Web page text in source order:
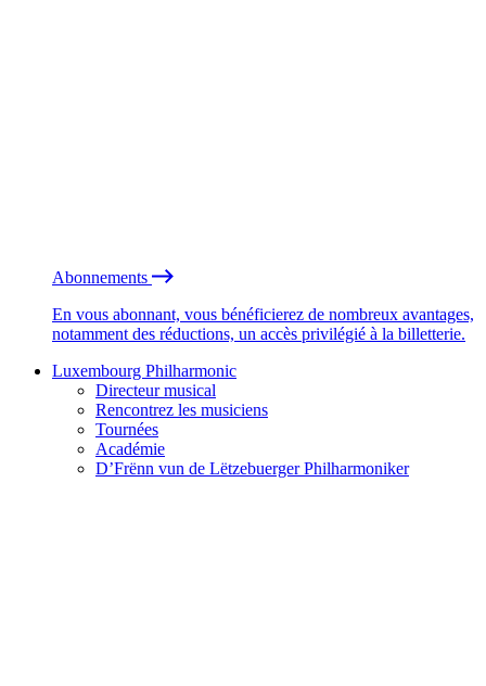
Abonnements
En vous abonnant, vous bénéficierez de nombreux avantages,
notamment des réductions, un accès privilégié à la billetterie.
Luxembourg Philharmonic
Directeur musical
Rencontrez les musiciens
Tournées
Académie
D’Frënn vun de Lëtzebuerger Philharmoniker